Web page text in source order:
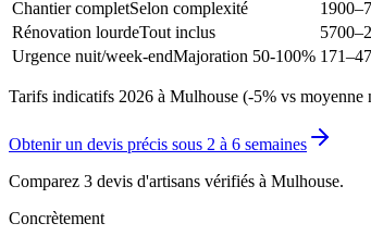
Chantier completSelon complexité
Rénovation lourdeTout inclus
Urgence nuit/week-endMajoration 50-100%
Tarifs indicatifs 2026 à Mulhouse (-5% vs
Obtenir un devis précis sous 2 à 6 semaines
Comparez 3 devis d'artisans vérifiés à Mulhouse.
Concrètement